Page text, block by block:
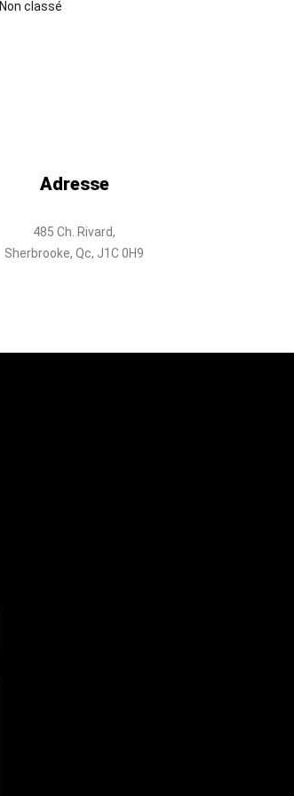
Non classé
Adresse
485 Ch. Rivard,
Sherbrooke, Qc, J1C 0H9